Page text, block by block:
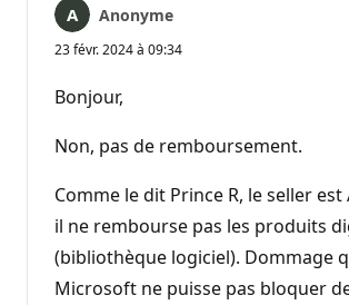
Anonyme
23 févr. 2024 à 09:34
Bonjour,
Non, pas de remboursement.
Comme le dit Prince R, le seller
il ne rembourse pas les produits
(bibliothèque logiciel). Dommage
Microsoft ne puisse pas bloquer